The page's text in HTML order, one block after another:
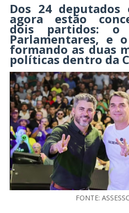
Dos 24 deputados
agora estão
dois partidos:
Parlamentares, e
formando as duas
políticas dentro da
FONTE: